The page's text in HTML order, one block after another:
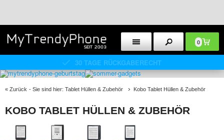
0
30 TAGE RÜCKGABERECHT
« Zurück - Sie sind hier: Tablet Hüllen & Zubehör Kobo Tablet Hüllen & Zubehör
KOBO TABLET HÜLLEN & ZUBEHÖR